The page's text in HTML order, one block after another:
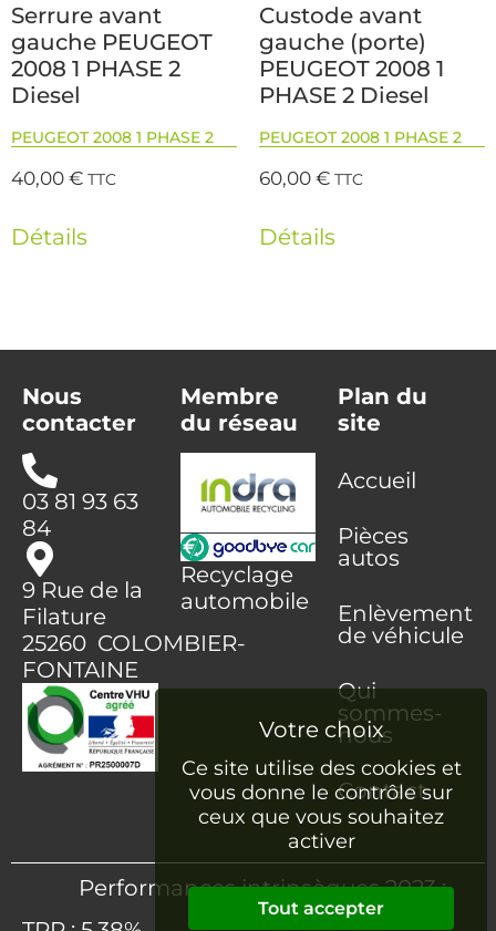
Serrure avant
gauche PEUGEOT
2008 1 PHASE 2
Diesel
PEUGEOT 2008 1 PHASE 2
40,00€ TTC
Détails
Custode avant
gauche (porte)
PEUGEOT 2008 1
PHASE 2 Diesel
PEUGEOT 2008 1 PHASE 2
60,00€ TTC
Détails
Nous
contacter
03 81 93 63
84
9 Rue de la
Filature
25260 COLOMBIER-
FONTAINE
Membre
du réseau
Recyclage
automobile
Plan du
site
Accueil
Pièces
autos
Enlèvement
de véhicule
Qui
sommes-
nous
Contact
Performances intrinsèques 2023 :
Ce site utilise des cookies et
vous donne le contrôle sur
ceux que vous souhaitez
activer
Tout accepter